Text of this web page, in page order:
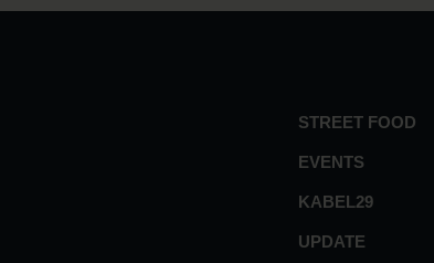
STREET FOOD
EVENTS
KABEL29
UPDATE